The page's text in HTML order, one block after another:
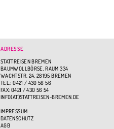
ADRESSE
STATTREISEN BREMEN
BAUMWOLLBÖRSE, RAUM 334
WACHTSTR. 24, 28195 BREMEN
TEL.: 0421 / 430 56 56
FAX: 0421 / 430 56 54
INFO(AT)STATTREISEN-BREMEN.DE
IMPRESSUM
DATENSCHUTZ
AGB